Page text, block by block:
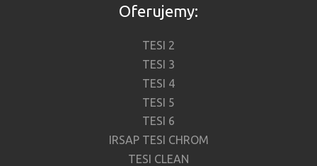
Oferujemy:
TESI 2
TESI 3
TESI 4
TESI 5
TESI 6
IRSAP TESI CHROM
TESI CLEAN